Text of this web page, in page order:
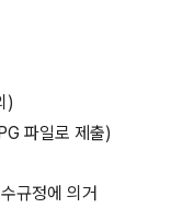
)
파일로 제출)
규정에 의거